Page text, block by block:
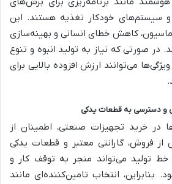
سیستم‌های خودکار تغذیه هستند. این
کاهش خطای انسانی و بهینه‌سازی
در صورتی که نیاز به تولید انبوه و تنوع
می‌توانند ارزش افزوده بالایی برای
و دسترسی به قطعات یدکی
در خرید تجهیزات صنعتی، اطمینان از
فروش، گارانتی معتبر و قطعات یدکی
تولید می‌تواند منجر به توقف کار و
بنابراین، انتخاب تامین‌کننده‌ای مانند